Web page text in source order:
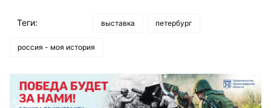
Теги: выставка петербург
россия - моя история